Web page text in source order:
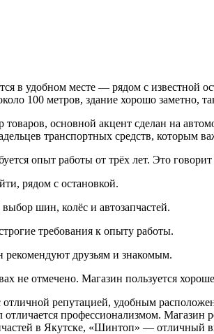
в удобном месте — рядом с известной
100 метров, здание хорошо заметно,
основной акцент сделан на
транспортных средств, которым
опыт работы от трёх лет. Это
рядом с остановкой.
шин, колёс и автозапчастей.
требования к опыту работы.
друзьям и знакомым.
не отмечено. Магазин пользуется
репутацией, удобным
профессионализмом.
в Якутске, «Шинтоп» — отличный